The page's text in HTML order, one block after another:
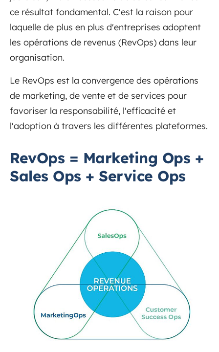
ce résultat fondamental. C'est la raison pour
laquelle de plus en plus d'entreprises adoptent
les opérations de revenus (RevOps) dans leur
organisation.
Le RevOps est la convergence des opérations
de marketing, de vente et de services pour
favoriser la responsabilité, l'efficacité et
l'adoption à travers les différentes plateformes.
RevOps = Marketing Ops +
Sales Ops + Service Ops